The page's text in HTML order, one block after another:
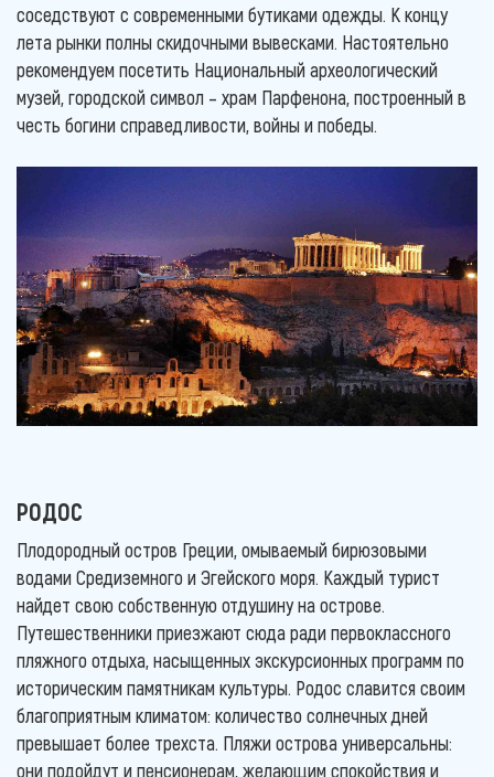
соседствуют с современными бутиками одежды. К концу
лета рынки полны скидочными вывесками. Настоятельно
рекомендуем посетить Национальный археологический
музей, городской символ – храм Парфенона, построенный в
честь богини справедливости, войны и победы.
РОДОС
Плодородный остров Греции, омываемый бирюзовыми
водами Средиземного и Эгейского моря. Каждый турист
найдет свою собственную отдушину на острове.
Путешественники приезжают сюда ради первоклассного
пляжного отдыха, насыщенных экскурсионных программ по
историческим памятникам культуры. Родос славится своим
благоприятным климатом: количество солнечных дней
превышает более трехста. Пляжи острова универсальны:
они подойдут и пенсионерам, желающим спокойствия и